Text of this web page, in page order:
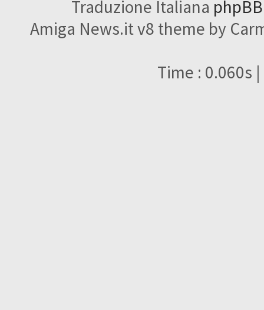
Traduzione Italiana
Amiga News.it v8 theme by
Time : 0.060s